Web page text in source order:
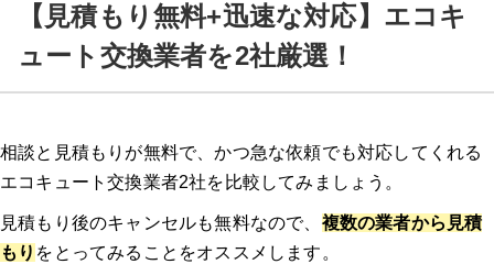
【見積もり無料+迅速な対応】エコキ
ュート交換業者を2社厳選！
相談と見積もりが無料で、かつ急な依頼でも対応してくれる
エコキュート交換業者2社を比較してみましょう。
見積もり後のキャンセルも無料なので、 複数の業者から見積
もり をとってみることをオススメします。